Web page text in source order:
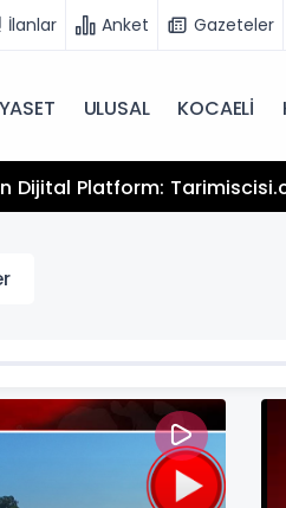
İlanlar Anket Gazeteler
ULUSAL KOCAELİ
Dijital Platform: